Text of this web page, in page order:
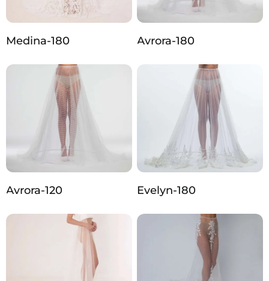
Medina-180 Avrora-180
Avrora-120 Evelyn-180